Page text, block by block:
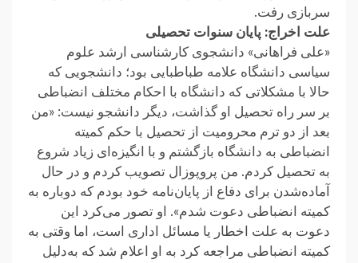
سربازی رفت.
علت اخراج: پایان سنوات تحصیلی
«علی فراهانی» دانشجوی کارشناسی ارشد علوم
سیاسی دانشگاه علامه طباطبایی بود؛ دانشجویی که
حالا با مشکلاتی که دانشگاه با احکام مختلف انضباطی
بر سر راه تحصیل او گذاشت، دیگر دانشجو نیست: «من
بعد از دو ترم محرومیت از تحصیل با حکم کمیته‌
انضباطی به دانشگاه بازگشتم و با انگیزه‌ای زیاد شروع
به تحصیل کردم. من پروپوزال تصویب کردم و در حال
آماده‌‌شدن برای دفاع از پایان‌نامه خود بودم که دوباره به
کمیته انضباطی دعوت شدم». او تصور می‌کرد این
دعوت به علت اخطار یا مسائل اداری است، اما وقتی به
کمیته انضباطی مراجعه کرد به او اعلام شد که به‌دلیل